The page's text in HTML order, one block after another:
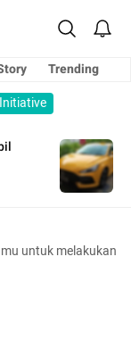
Trending
untuk melakukan